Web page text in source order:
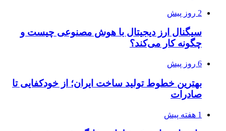
2 روز پیش
سیگنال ارز دیجیتال با هوش مصنوعی چیست و
چگونه کار می‌کند؟
6 روز پیش
بهترین خطوط تولید ساخت ایران؛ از خودکفایی تا
صادرات
1 هفته پیش